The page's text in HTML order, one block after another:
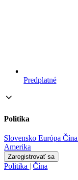
Predplatné
Politika
Slovensko Európa Čína
Amerika
Zaregistrovať sa
Politika | Čína